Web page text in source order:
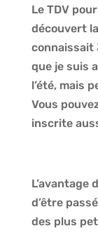
Le TDV
découvert
connaissait
que je suis
l’été, mais
Vous
inscrite
L’avantage
d’être
des plus